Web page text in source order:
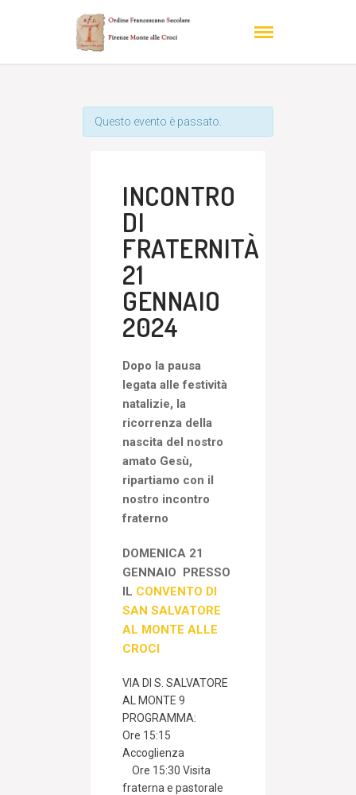
Questo evento è passato.
INCONTRO
DI
FRATERNITÀ
21
GENNAIO
2024
Dopo la pausa
legata alle festività
natalizie, la
ricorrenza della
nascita del nostro
amato Gesù,
ripartiamo con il
nostro incontro
fraterno
DOMENICA 21
GENNAIO PRESSO
IL CONVENTO DI
SAN SALVATORE
AL MONTE ALLE
CROCI
VIA DI S. SALVATORE
AL MONTE 9
PROGRAMMA:
Ore 15:15
Accoglienza
Ore 15:30 Visita
fraterna e pastorale